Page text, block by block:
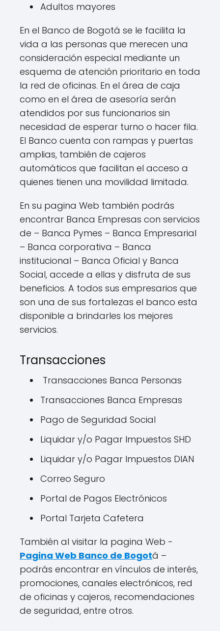
Adultos mayores
En el Banco de Bogotá se le facilita la
vida a las personas que merecen una
consideración especial mediante un
esquema de atención prioritario en toda
la red de oficinas. En el área de caja
como en el área de asesoría serán
atendidos por sus funcionarios sin
necesidad de esperar turno o hacer fila.
El Banco cuenta con rampas y puertas
amplias, también de cajeros
automáticos que facilitan el acceso a
quienes tienen una movilidad limitada.
En su pagina Web también podrás
encontrar Banca Empresas con servicios
de – Banca Pymes – Banca Empresarial
– Banca corporativa – Banca
institucional – Banca Oficial y Banca
Social, accede a ellas y disfruta de sus
beneficios. A todos sus empresarios que
son una de sus fortalezas el banco esta
disponible a brindarles los mejores
servicios.
Transacciones
Transacciones Banca Personas
Transacciones Banca Empresas
Pago de Seguridad Social
Liquidar y/o Pagar Impuestos SHD
Liquidar y/o Pagar Impuestos DIAN
Correo Seguro
Portal de Pagos Electrónicos
Portal Tarjeta Cafetera
También al visitar la pagina Web -
Pagina Web Banco de Bogotá –
podrás encontrar en vínculos de interés,
promociones, canales electrónicos, red
de oficinas y cajeros, recomendaciones
de seguridad, entre otros.